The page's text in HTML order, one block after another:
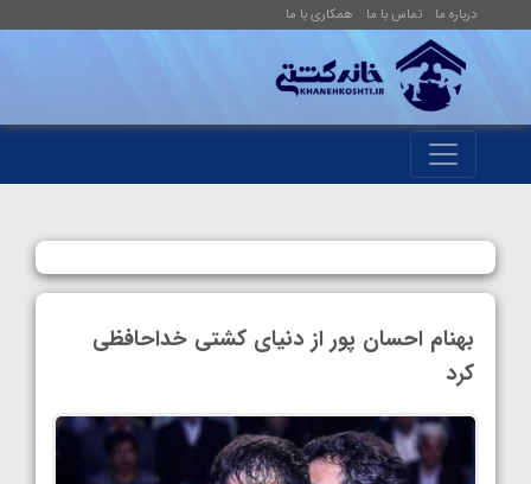
درباره ما تماس با ما همکاری با ما
بهنام احسان پور از دنیای کشتی خداحافظی
کرد